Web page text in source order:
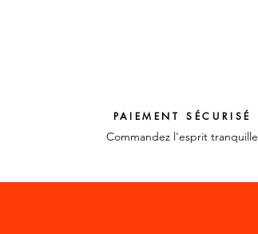
PAIEMENT SÉCURISÉ
Commandez l'esprit tranquille